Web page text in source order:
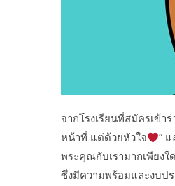
จากโรงเรียนที่สมัครเข้า
หน้าที่ แต่ด้วยหัวใจ
”
พระคุณกับเรามากเพียงใ
ซึ่งมีความพร้อมและงบป